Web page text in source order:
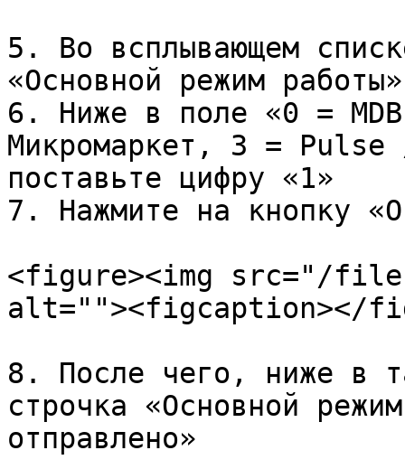
5. Во всплывающем
«Основной режим
6. Ниже в поле «0 =
Микромаркет, 3 = Pulse
поставьте цифру «1»
7. Нажмите на кнопку
<figure><img src="/files/
alt=""><figcaption></
8. После чего, ниже в
строчка «Основной
отправлено»